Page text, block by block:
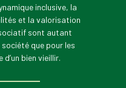
inclusive, la
et la valorisation
sont autant
que pour les
bien vieillir.